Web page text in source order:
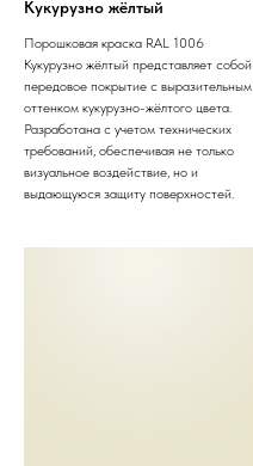
Кукурузно жёлтый
Порошковая краска RAL 1006
Кукурузно жёлтый представляет собой
передовое покрытие с выразительным
оттенком кукурузно-жёлтого цвета.
Разработана с учетом технических
требований, обеспечивая не только
визуальное воздействие, но и
выдающуюся защиту поверхностей.